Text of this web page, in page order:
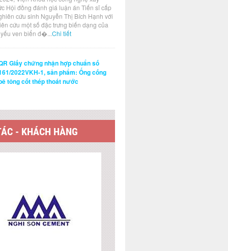
Hội đồng đánh giá luận án Tiến sĩ cấp
cứu sinh Nguyễn Thị Bích Hạnh với
cứu một số đặc trưng biến dạng của
ven biển đ�...Chi tiết
Giấy chứng nhận hợp chuẩn số
2022VKH-1, sản phẩm: Ống cống
tông cốt thép thoát nước
- KHÁCH HÀNG